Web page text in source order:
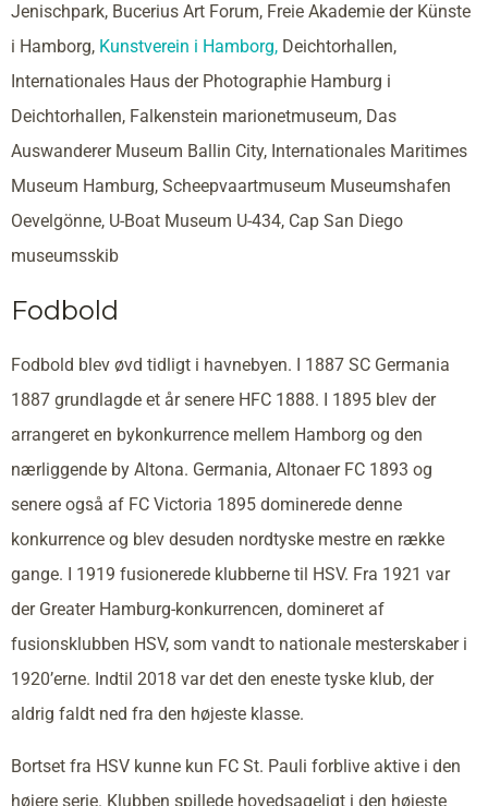
Jenischpark, Bucerius Art Forum, Freie Akademie der Künste
i Hamborg, Kunstverein i Hamborg, Deichtorhallen,
Internationales Haus der Photographie Hamburg i
Deichtorhallen, Falkenstein marionetmuseum, Das
Auswanderer Museum Ballin City, Internationales Maritimes
Museum Hamburg, Scheepvaartmuseum Museumshafen
Oevelgönne, U-Boat Museum U-434, Cap San Diego
museumsskib
Fodbold
Fodbold blev øvd tidligt i havnebyen. I 1887 SC Germania
1887 grundlagde et år senere HFC 1888. I 1895 blev der
arrangeret en bykonkurrence mellem Hamborg og den
nærliggende by Altona. Germania, Altonaer FC 1893 og
senere også af FC Victoria 1895 dominerede denne
konkurrence og blev desuden nordtyske mestre en række
gange. I 1919 fusionerede klubberne til HSV. Fra 1921 var
der Greater Hamburg-konkurrencen, domineret af
fusionsklubben HSV, som vandt to nationale mesterskaber i
1920’erne. Indtil 2018 var det den eneste tyske klub, der
aldrig faldt ned fra den højeste klasse.
Bortset fra HSV kunne kun FC St. Pauli forblive aktive i den
højere serie. Klubben spillede hovedsageligt i den højeste